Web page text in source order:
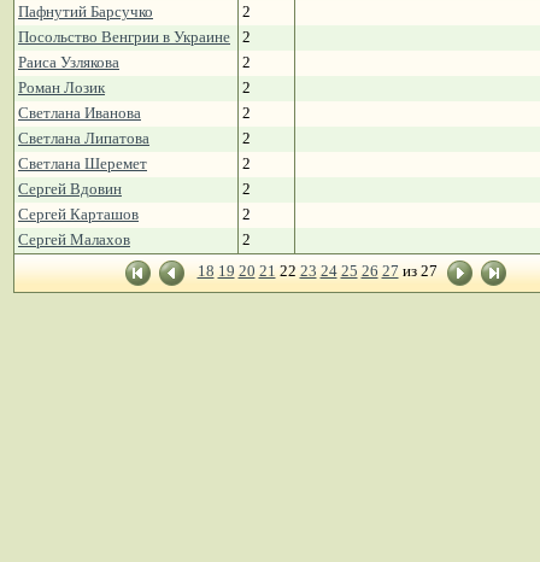
Пафнутий Барсучко
2
Посольство Венгрии в Украине
2
Раиса Узлякова
2
Роман Лозик
2
Светлана Иванова
2
Светлана Липатова
2
Светлана Шеремет
2
Сергей Вдовин
2
Сергей Карташов
2
Сергей Малахов
2
18 19 20 21 22 23 24 25 26 27 из 27